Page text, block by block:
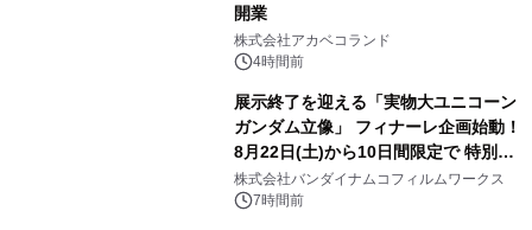
開業
株式会社アカベコランド
4時間前
展示終了を迎える「実物大ユニコーン
ガンダム立像」 フィナーレ企画始動！
8月22日(土)から10日間限定で 特別映
像『UNICORN GUNDAM Statue ―
BEYOND POSSIBILITY ―』を上映！
株式会社バンダイナムコフィルムワークス
7時間前